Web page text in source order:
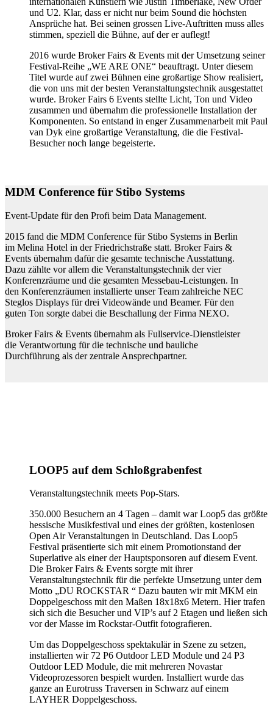
und U2. Klar, dass er nicht nur beim Sound die höchsten
Ansprüche hat. Bei seinen grossen Live-Auftritten muss alles
stimmen, speziell die Bühne, auf der er auflegt!
2016 wurde Broker Fairs & Events mit der Umsetzung seiner
Festival-Reihe „WE ARE ONE“ beauftragt. Unter diesem
Titel wurde auf zwei Bühnen eine großartige Show realisiert,
die von uns mit der besten Veranstaltungstechnik ausgestattet
wurde. Broker Fairs 6 Events stellte Licht, Ton und Video
zusammen und übernahm die professionelle Installation der
Komponenten. So entstand in enger Zusammenarbeit mit Paul
van Dyk eine großartige Veranstaltung, die die Festival-
Besucher noch lange begeisterte.
MDM Conference für Stibo Systems
Event-Update für den Profi beim Data Management.
2015 fand die MDM Conference für Stibo Systems in Berlin
im Melina Hotel in der Friedrichstraße statt. Broker Fairs &
Events übernahm dafür die gesamte technische Ausstattung.
Dazu zählte vor allem die Veranstaltungstechnik der vier
Konferenzräume und die gesamten Messebau-Leistungen. In
den Konferenzräumen installierte unser Team zahlreiche NEC
Steglos Displays für drei Videowände und Beamer. Für den
guten Ton sorgte dabei die Beschallung der Firma NEXO.
Broker Fairs & Events übernahm als Fullservice-Dienstleister
die Verantwortung für die technische und bauliche
Durchführung als der zentrale Ansprechpartner.
LOOP5 auf dem Schloßgrabenfest
Veranstaltungstechnik meets Pop-Stars.
350.000 Besuchern an 4 Tagen – damit war Loop5 das größte
hessische Musikfestival und eines der größten, kostenlosen
Open Air Veranstaltungen in Deutschland. Das Loop5
Festival präsentierte sich mit einem Promotionstand der
Superlative als einer der Hauptsponsoren auf diesem Event.
Die Broker Fairs & Events sorgte mit ihrer
Veranstaltungstechnik für die perfekte Umsetzung unter dem
Motto „DU ROCKSTAR “ Dazu bauten wir mit MKM ein
Doppelgeschoss mit den Maßen 18x18x6 Metern. Hier trafen
sich sich die Besucher und VIP’s auf 2 Etagen und ließen sich
vor der Masse im Rockstar-Outfit fotografieren.
Um das Doppelgeschoss spektakulär in Szene zu setzen,
installierten wir 72 P6 Outdoor LED Module und 24 P3
Outdoor LED Module, die mit mehreren Novastar
Videoprozessoren bespielt wurden. Installiert wurde das
ganze an Eurotruss Traversen in Schwarz auf einem
LAYHER Doppelgeschoss.